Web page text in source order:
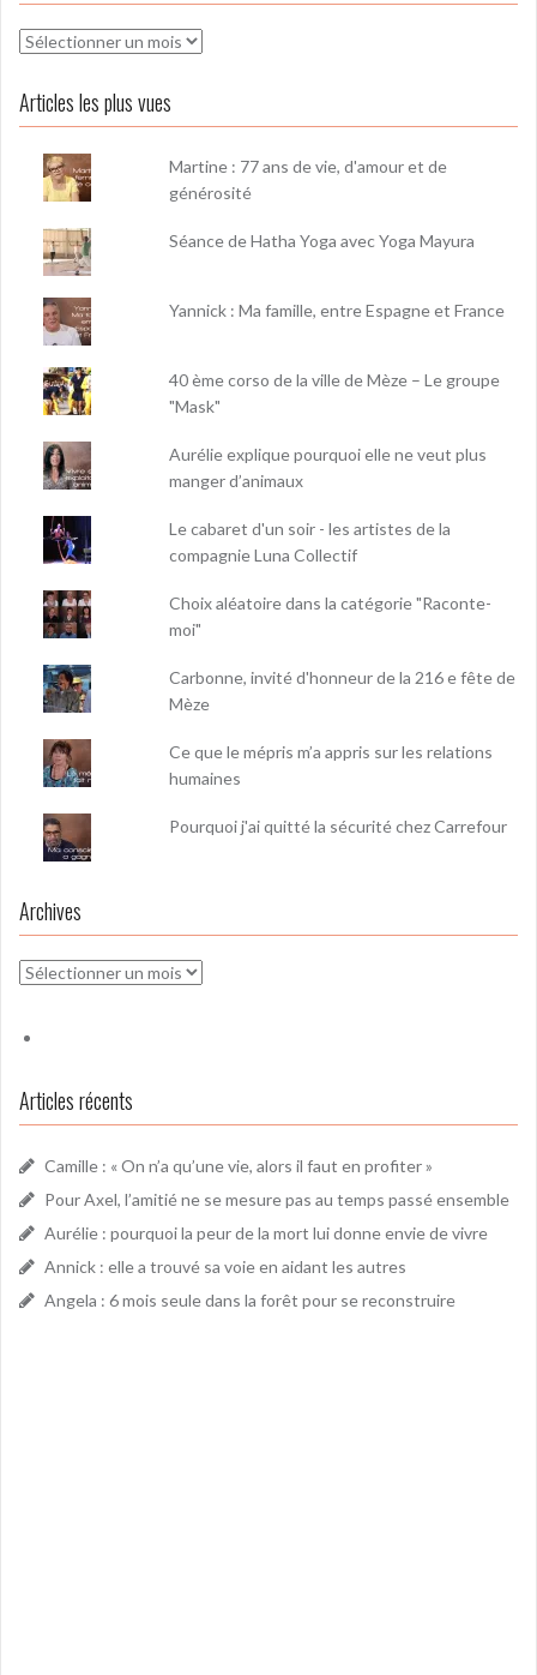
Archives
Articles les plus vues
Martine : 77 ans de vie, d'amour et de
générosité
Séance de Hatha Yoga avec Yoga Mayura
Yannick : Ma famille, entre Espagne et France
40 ème corso de la ville de Mèze – Le groupe
"Mask"
Aurélie explique pourquoi elle ne veut plus
manger d’animaux
Le cabaret d'un soir - les artistes de la
compagnie Luna Collectif
Choix aléatoire dans la catégorie "Raconte-
moi"
Carbonne, invité d'honneur de la 216 e fête de
Mèze
Ce que le mépris m’a appris sur les relations
humaines
Pourquoi j'ai quitté la sécurité chez Carrefour
Archives
Archives
Articles récents
Camille : « On n’a qu’une vie, alors il faut en profiter »
Pour Axel, l’amitié ne se mesure pas au temps passé ensemble
Aurélie : pourquoi la peur de la mort lui donne envie de vivre
Annick : elle a trouvé sa voie en aidant les autres
Angela : 6 mois seule dans la forêt pour se reconstruire